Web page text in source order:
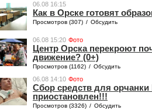
06.08 16:15
Как в Орске готовят
Просмотров (307) / Обсудить
06.08 15:20 Фото
Центр Орска перекроют
движение? (0+)
Просмотров (1162) / Обсудить
06.08 14:10 Фото
Сбор средств для
приостановлен!!!
Просмотров (3326) / Обсудить